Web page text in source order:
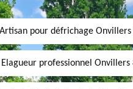
Artisan pour défrichage Onvillers
Elagueur professionnel Onvillers